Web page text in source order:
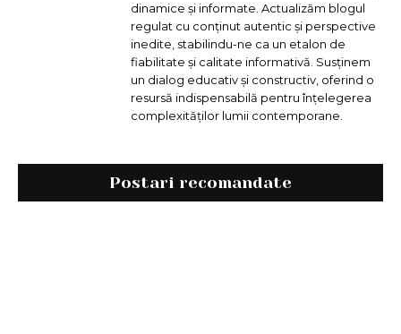
dinamice și informate. Actualizăm blogul
regulat cu conținut autentic și perspective
inedite, stabilindu-ne ca un etalon de
fiabilitate și calitate informativă. Susținem
un dialog educativ și constructiv, oferind o
resursă indispensabilă pentru înțelegerea
complexităților lumii contemporane.
Postari recomandate